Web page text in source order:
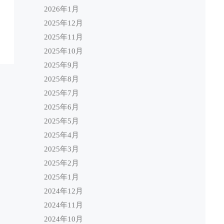
2026年1月
2025年12月
2025年11月
2025年10月
2025年9月
2025年8月
2025年7月
2025年6月
2025年5月
2025年4月
2025年3月
2025年2月
2025年1月
2024年12月
2024年11月
2024年10月